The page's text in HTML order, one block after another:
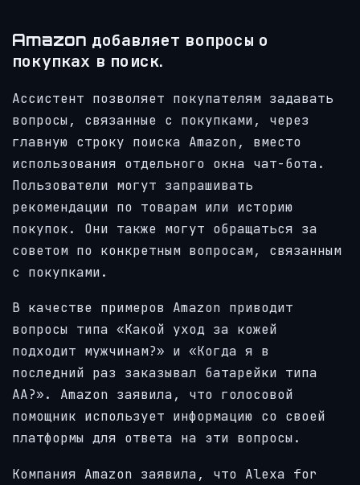
Amazon добавляет вопросы о
покупках в поиск.
Ассистент позволяет покупателям задавать
вопросы, связанные с покупками, через
главную строку поиска Amazon, вместо
использования отдельного окна чат-бота.
Пользователи могут запрашивать
рекомендации по товарам или историю
покупок. Они также могут обращаться за
советом по конкретным вопросам, связанным
с покупками.
В качестве примеров Amazon приводит
вопросы типа «Какой уход за кожей
подходит мужчинам?» и «Когда я в
последний раз заказывал батарейки типа
АА?». Amazon заявила, что голосовой
помощник использует информацию со своей
платформы для ответа на эти вопросы.
Компания Amazon заявила, что Alexa for